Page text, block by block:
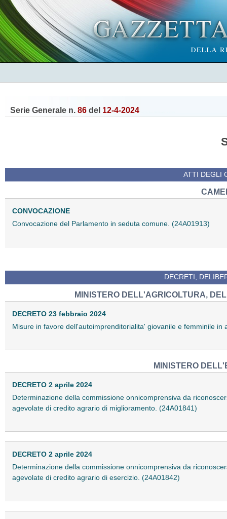
Serie Generale n. 86 del 12-4-2024
ATTI DEGLI
CONVOCAZIONE
Convocazione del Parlamento in seduta comune. (24A01913)
DECRETI,
MINISTERO DELL'AGRICOLTURA,
DECRETO 23 febbraio 2024
Misure in favore dell'autoimprenditorialita' giovanile e femminile in
MINISTERO
DECRETO 2 aprile 2024
Determinazione della commissione onnicomprensiva da
agevolate di credito agrario di miglioramento. (24A01841)
DECRETO 2 aprile 2024
Determinazione della commissione onnicomprensiva da
agevolate di credito agrario di esercizio. (24A01842)